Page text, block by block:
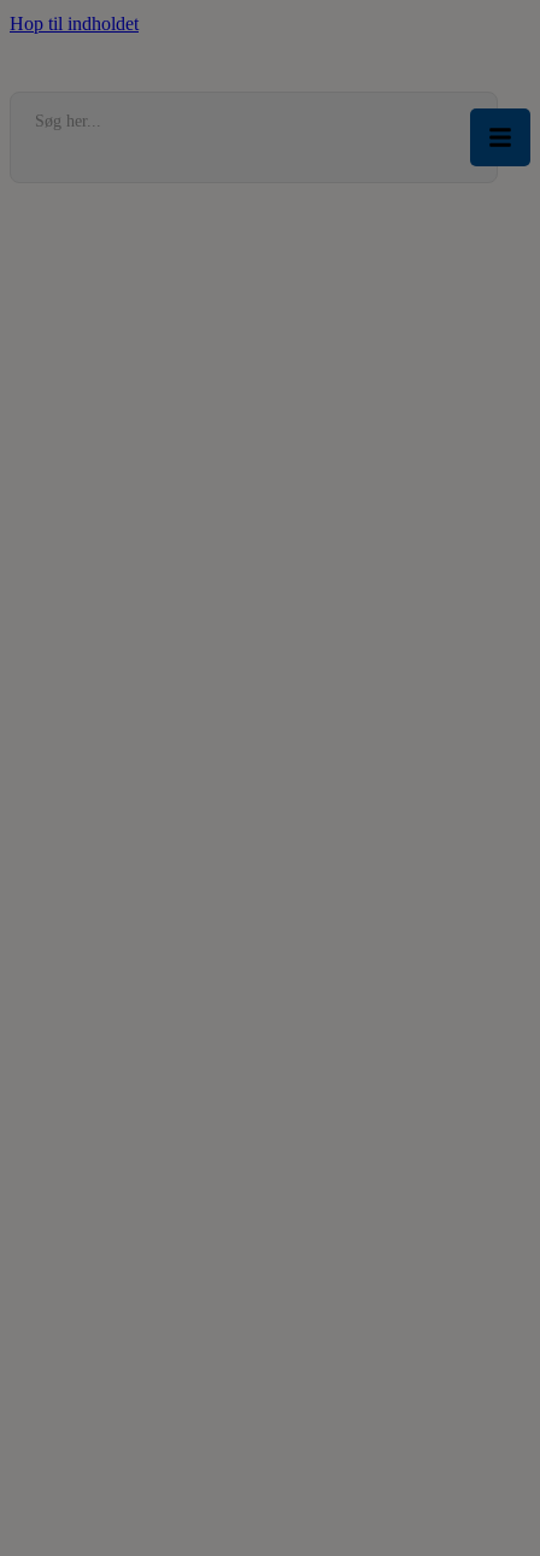
Hop til indholdet
Søg her...